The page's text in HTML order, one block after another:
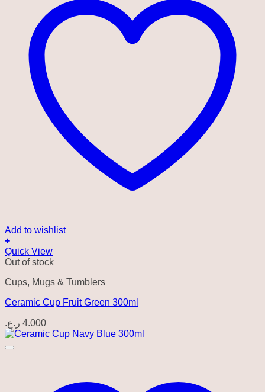
Add to wishlist
+
Quick View
Out of stock
Cups, Mugs & Tumblers
Ceramic Cup Fruit Green 300ml
4.000 ر.ع.